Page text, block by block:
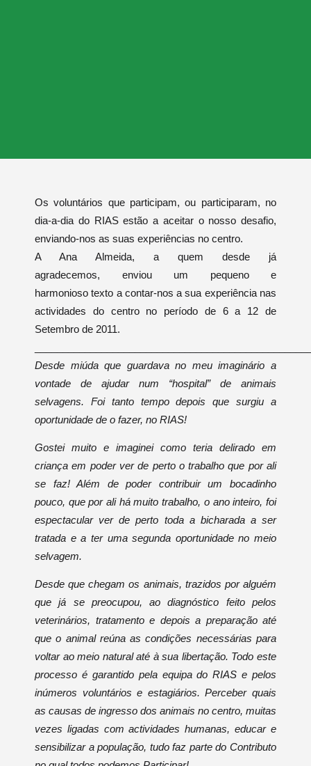
Os voluntários que participam, ou participaram, no
dia-a-dia do RIAS estão a aceitar o nosso desafio,
enviando-nos as suas experiências no centro.
A Ana Almeida, a quem desde já
agradecemos, enviou um pequeno e
harmonioso texto a contar-nos a sua experiência nas
actividades do centro no período de 6 a 12 de
Setembro de 2011.
Desde miúda que guardava no meu imaginário a
vontade de ajudar num “hospital” de animais
selvagens. Foi tanto tempo depois que surgiu a
oportunidade de o fazer, no RIAS!
Gostei muito e imaginei como teria delirado em
criança em poder ver de perto o trabalho que por ali
se faz! Além de poder contribuir um bocadinho
pouco, que por ali há muito trabalho, o ano inteiro, foi
espectacular ver de perto toda a bicharada a ser
tratada e a ter uma segunda oportunidade no meio
selvagem.
Desde que chegam os animais, trazidos por alguém
que já se preocupou, ao diagnóstico feito pelos
veterinários, tratamento e depois a preparação até
que o animal reúna as condições necessárias para
voltar ao meio natural até à sua libertação. Todo este
processo é garantido pela equipa do RIAS e pelos
inúmeros voluntários e estagiários. Perceber quais
as causas de ingresso dos animais no centro, muitas
vezes ligadas com actividades humanas, educar e
sensibilizar a população, tudo faz parte do Contributo